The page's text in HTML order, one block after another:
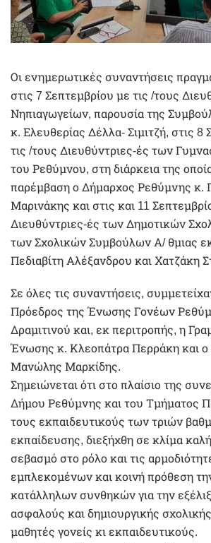
Οι ενημερωτικές συναντήσεις
στις 7 Σεπτεμβρίου με τις /τους
Νηπιαγωγείων, παρουσία της
κ. Ελευθερίας Δέλλα- Σιμιτζή, στις 8
τις /τους Διευθύντριες-ές των
του Ρεθύμνου, στη διάρκεια της
παρέμβαση ο Δήμαρχος Ρεθύμνης κ.
Μαρινάκης και στις και 11
Διευθύντριες-ές των Δημοτικών
των Σχολικών Συμβούλων Α/ θμιας
Πεδιαβίτη Αλέξανδρου και Χατζάκη
Σε όλες τις συναντήσεις,
Πρόεδρος της Ένωσης Γονέων
Δραμιτινού και, εκ περιτροπής, η
Ένωσης κ. Κλεοπάτρα Περράκη και ο
Μανώλης Μαρκίδης.
Σημειώνεται ότι στο πλαίσιο της
Δήμου Ρεθύμνης και του Τμήματος
τους εκπαιδευτικούς των τριών
εκπαίδευσης, διεξήχθη σε κλίμα
σεβασμό στο ρόλο και τις
εμπλεκομένων και κοινή πρόθεση
κατάλληλων συνθηκών για την
ασφαλούς και δημιουργικής
μαθητές γονείς κι εκπαιδευτικούς.